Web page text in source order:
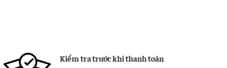
Kiểm tra trước khi thanh toán